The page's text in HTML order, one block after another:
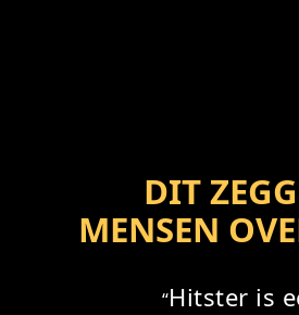
DIT
MENSEN
“Hitster is